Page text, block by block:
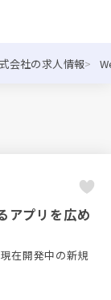
会社の求人情報
アプリを広め
在開発中の新規